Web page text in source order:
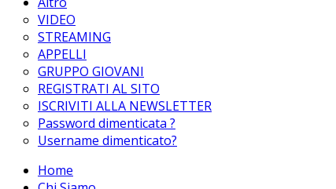
VIDEO
STREAMING
APPELLI
GRUPPO GIOVANI
REGISTRATI AL SITO
ISCRIVITI ALLA NEWSLETTER
Password dimenticata ?
Username dimenticato?
Home